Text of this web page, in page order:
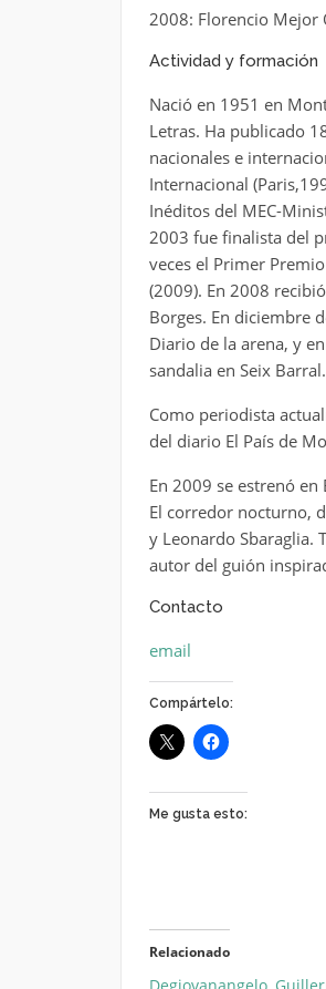
2008: Florencio Mejor
Actividad y formación
Nació en 1951 en
Letras. Ha publicado
nacionales e
Internacional
Inéditos del MEC-
2003 fue finalista del
veces el Primer
(2009). En 2008
Borges. En diciembre
Diario de la arena, y
sandalia en Seix Barral.
Como periodista
del diario El País de
En 2009 se estrenó
El corredor nocturno,
y Leonardo Sbaraglia.
autor del guión
Contacto
email
Compártelo:
Me gusta esto:
Relacionado